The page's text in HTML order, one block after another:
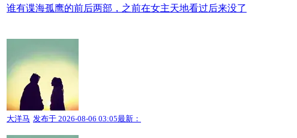
谁有谍海孤鹰的前后两部，之前在女主天地看过后来没了
大洋马 发布于 2026-08-06 03:05最新：